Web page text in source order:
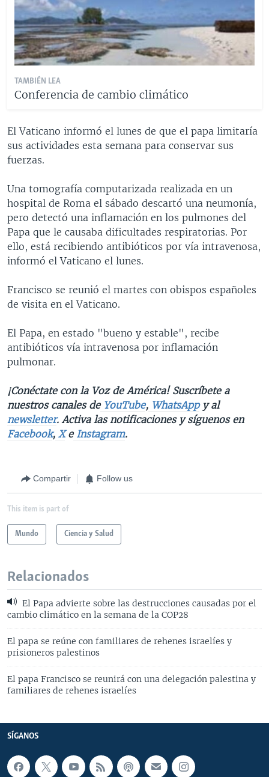
TAMBIÉN LEA
Conferencia de cambio climático
El Vaticano informó el lunes de que el papa limitaría
sus actividades esta semana para conservar sus
fuerzas.
Una tomografía computarizada realizada en un
hospital de Roma el sábado descartó una neumonía,
pero detectó una inflamación en los pulmones del
Papa que le causaba dificultades respiratorias. Por
ello, está recibiendo antibióticos por vía intravenosa,
informó el Vaticano el lunes.
Francisco se reunió el martes con obispos españoles
de visita en el Vaticano.
El Papa, en estado "bueno y estable", recibe
antibióticos vía intravenosa por inflamación
pulmonar.
¡Conéctate con la Voz de América! Suscríbete a
nuestros canales deYouTube, WhatsAppy al
newsletter. Activa las notificaciones y síguenos en
Facebook, XeInstagram.
Compartir Follow us
This item is part of
Mundo Ciencia y Salud
Relacionados
El Papa advierte sobre las destrucciones causadas por el
cambio climático en la semana de la COP28
El papa se reúne con familiares de rehenes israelíes y
prisioneros palestinos
El papa Francisco se reunirá con una delegación palestina y
familiares de rehenes israelíes
SÍGANOS